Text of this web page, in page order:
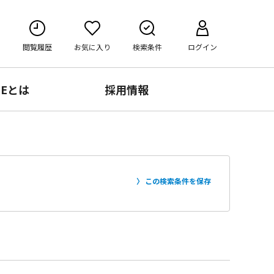
閲覧履歴 お気に入り 検索条件 ログイン
とは 採用情報
この検索条件を保存